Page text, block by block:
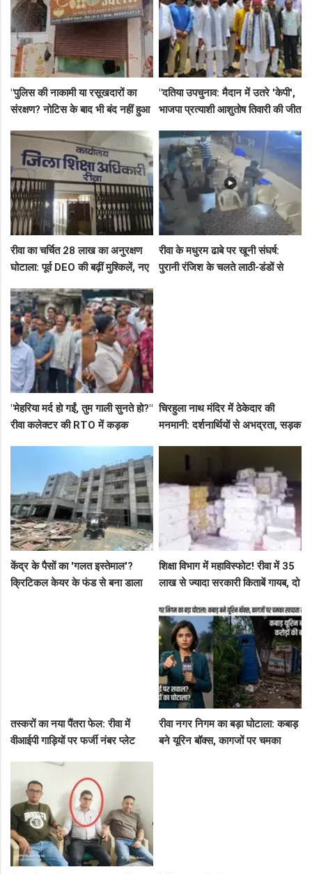
"पुलिस की नाकामी या रसूखदारों का
संरक्षण? नोटिस के बाद भी बंद नहीं हुआ
शॉप लुट गई!"
"दतिया उपचुनाव: मैदान में उतरे 'केपी',
भाजपा प्रत्याशी आशुतोष तिवारी की जीत
जारी!"
रीवा का चर्चित 28 लाख का अनुरक्षण
घोटाला: पूर्व DEO की बढ़ीं मुश्किलें, नए
रीवा के मधुरम ढाबे पर खूनी संघर्ष:
पुरानी रंजिश के चलते लाठी-डंडों से
"मेहरिया मर्द हो गईं, तुम गाली सुनते हो?"
रीवा कलेक्टर की RTO में कड़क
चिरहुला नाथ मंदिर में ठेकेदार की
मनमानी: दर्शनार्थियों से अभद्रता, सड़क
केंद्र के पैसों का 'गलत इस्तेमाल'?
क्रिटिकल केयर के फंड से बना डाला
शिक्षा विभाग में महाविस्फोट! रीवा में 35
लाख से ज्यादा सरकारी किताबें गायब, दो
तस्करों का नया पैंतरा फेल: रीवा में
वीआईपी गाड़ियों पर फर्जी नंबर प्लेट
रीवा नगर निगम का बड़ा घोटाला: कबाड़
बने यूरिन बॉक्स, कागजों पर चमका